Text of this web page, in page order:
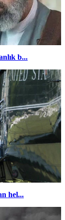
b...
hel...